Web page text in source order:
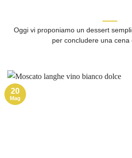
Oggi vi proponiamo un dessert
per concludere una cena
20
Mag